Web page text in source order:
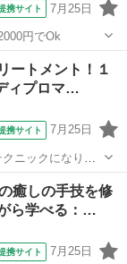
携サイト 7月25日
円でOk
ートメント！１
ィプロマ…
携サイト 7月25日
ニックになりま
。お客様は洋服
えながら押して
癒しの手技を修
ら学べる：…
携サイト 7月25日